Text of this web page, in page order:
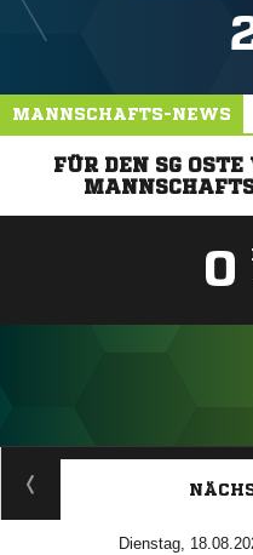
MANNSCHAFTS-NEWS
FÜR DEN SG
0
Dienstag,